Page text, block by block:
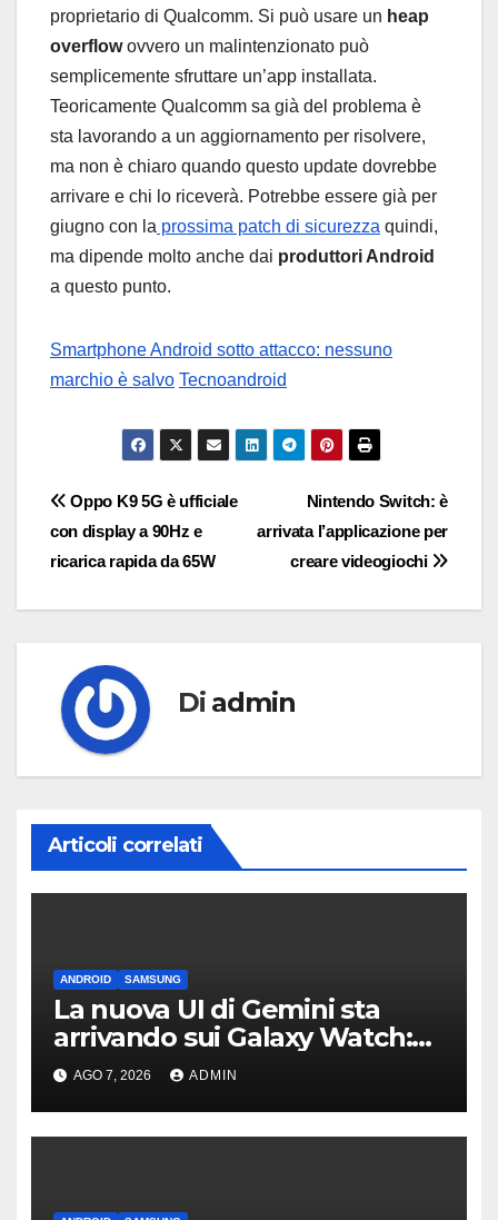
proprietario di Qualcomm. Si può usare un heap
overflowovvero un malintenzionato può
semplicemente sfruttare un’app installata.
Teoricamente Qualcomm sa già del problema è
sta lavorando a un aggiornamento per risolvere,
ma non è chiaro quando questo update dovrebbe
arrivare e chi lo riceverà. Potrebbe essere già per
giugno con la prossima patch di sicurezza quindi,
ma dipende molto anche dai produttori Android
a questo punto.
Smartphone Android sotto attacco: nessuno
marchio è salvo Tecnoandroid
Navigazione
articoli
Nintendo Switch: è
arrivata l’applicazione per
creare videogiochi
Oppo K9 5G è ufficiale
con display a 90Hz e
ricarica rapida da 65W
Di admin
Articoli correlati
ANDROID SAMSUNG
La nuova UI di Gemini sta
arrivando sui Galaxy Watch:
primi avvistamenti
AGO 7, 2026 ADMIN